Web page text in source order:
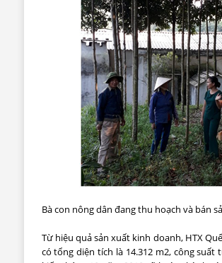
Bà con nông dân đang thu hoạch và bán
Từ hiệu quả sản xuất kinh doanh, HTX
có tổng diện tích là 14.312 m2, công